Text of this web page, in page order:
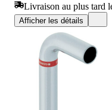
Livraison au plus tard
Afficher les détails